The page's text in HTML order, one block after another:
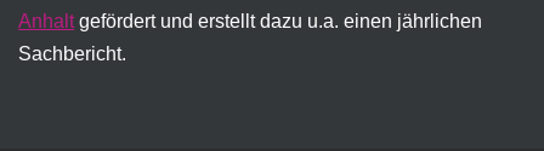
Anhaltgefördert und erstellt dazu u.a. einen jährlichen
Sachbericht.